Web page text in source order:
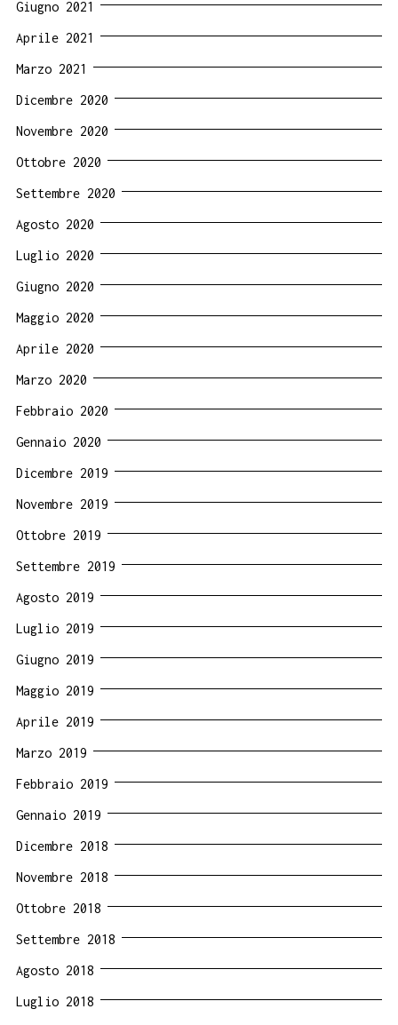
Giugno 2021
Aprile 2021
Marzo 2021
Dicembre 2020
Novembre 2020
Ottobre 2020
Settembre 2020
Agosto 2020
Luglio 2020
Giugno 2020
Maggio 2020
Aprile 2020
Marzo 2020
Febbraio 2020
Gennaio 2020
Dicembre 2019
Novembre 2019
Ottobre 2019
Settembre 2019
Agosto 2019
Luglio 2019
Giugno 2019
Maggio 2019
Aprile 2019
Marzo 2019
Febbraio 2019
Gennaio 2019
Dicembre 2018
Novembre 2018
Ottobre 2018
Settembre 2018
Agosto 2018
Luglio 2018